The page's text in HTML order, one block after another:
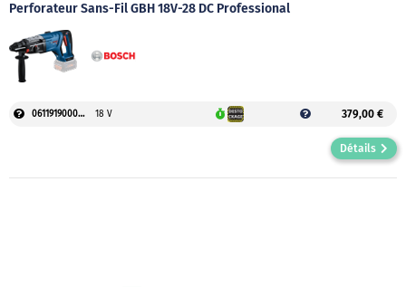
Perforateur Sans-Fil GBH 18V-28 DC Professional
0611919000++ 18 V 379,00 €
Détails